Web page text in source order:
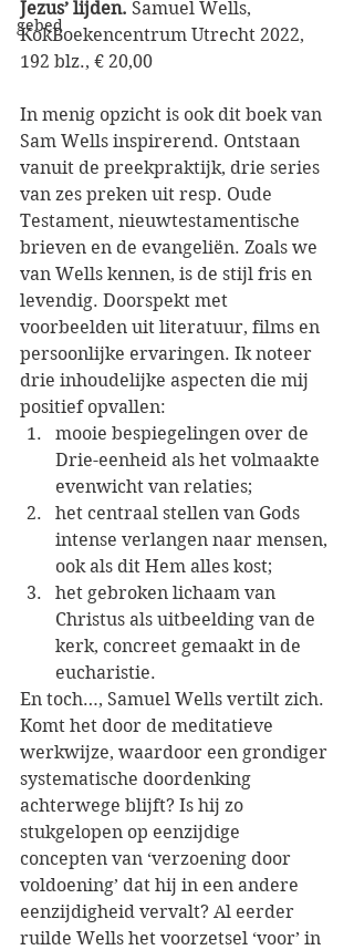
gebed
Jezus’ lijden. Samuel Wells,
KokBoekencentrum Utrecht 2022,
192 blz., € 20,00
In menig opzicht is ook dit boek van
Sam Wells inspirerend. Ontstaan
vanuit de preekpraktijk, drie series
van zes preken uit resp. Oude
Testament, nieuwtestamentische
brieven en de evangeliën. Zoals we
van Wells kennen, is de stijl fris en
levendig. Doorspekt met
voorbeelden uit literatuur, films en
persoonlijke ervaringen. Ik noteer
drie inhoudelijke aspecten die mij
positief opvallen:
mooie bespiegelingen over de
Drie-eenheid als het volmaakte
evenwicht van relaties;
het centraal stellen van Gods
intense verlangen naar mensen,
ook als dit Hem alles kost;
het gebroken lichaam van
Christus als uitbeelding van de
kerk, concreet gemaakt in de
eucharistie.
En toch…, Samuel Wells vertilt zich.
Komt het door de meditatieve
werkwijze, waardoor een grondiger
systematische doordenking
achterwege blijft? Is hij zo
stukgelopen op eenzijdige
concepten van ‘verzoening door
voldoening’ dat hij in een andere
eenzijdigheid vervalt? Al eerder
ruilde Wells het voorzetsel ‘voor’ in